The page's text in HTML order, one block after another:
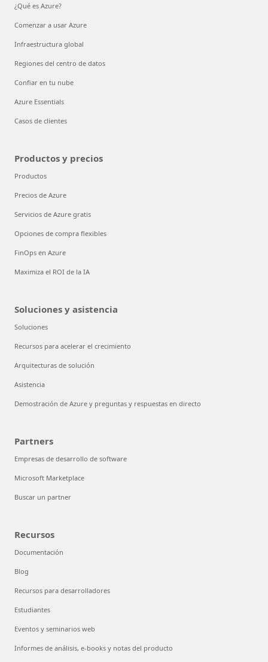
¿Qué es Azure?
Comenzar a usar Azure
Infraestructura global
Regiones del centro de datos
Confiar en tu nube
Azure Essentials
Casos de clientes
Productos y precios
Productos
Precios de Azure
Servicios de Azure gratis
Opciones de compra flexibles
FinOps en Azure
Maximiza el ROI de la IA
Soluciones y asistencia
Soluciones
Recursos para acelerar el crecimiento
Arquitecturas de solución
Asistencia
Demostración de Azure y preguntas y respuestas en directo
Partners
Empresas de desarrollo de software
Microsoft Marketplace
Buscar un partner
Recursos
Documentación
Blog
Recursos para desarrolladores
Estudiantes
Eventos y seminarios web
Informes de análisis, e-books y notas del producto